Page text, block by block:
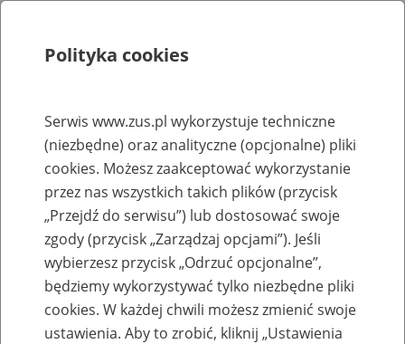
Rejestry, ewidencje i archiwa
Baza zlikwidowanych lub
przekształconych zakładów pracy
Nazwa zakładu pracy:
Polityka cookies
Serwis www.zus.pl wykorzystuje techniczne
(niezbędne) oraz analityczne (opcjonalne) pliki
cookies. Możesz zaakceptować wykorzystanie
przez nas wszystkich takich plików (przycisk
„Przejdź do serwisu”) lub dostosować swoje
zgody (przycisk „Zarządzaj opcjami”). Jeśli
wybierzesz przycisk „Odrzuć opcjonalne”,
będziemy wykorzystywać tylko niezbędne pliki
cookies. W każdej chwili możesz zmienić swoje
ustawienia. Aby to zrobić, kliknij „Ustawienia